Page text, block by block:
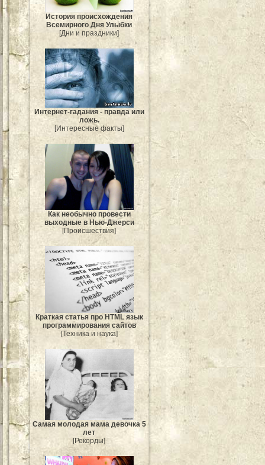
История происхождения
Всемирного Дня Улыбки
[Дни и праздники]
Интернет-гадания - правда или
ложь.
[Интересные факты]
Как необычно провести
выходные в Нью-Джерси
[Происшествия]
Краткая статья про HTML язык
программирования сайтов
[Техника и наука]
Самая молодая мама девочка 5
лет
[Рекорды]